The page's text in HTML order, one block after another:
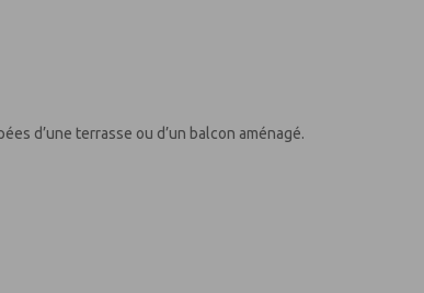
d’une terrasse ou d’un balcon aménagé.